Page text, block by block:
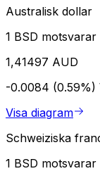
Australisk dollar
1 BSD motsvarar
1,41497 AUD
-0.0084 (0.59%)
Visa diagram
Schweiziska
1 BSD motsvarar